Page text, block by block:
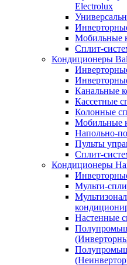
Electrolux
Мобильные
Сплит-
Кондиционеры
Канальные
Кассетные
Колонные
Мобильные
Напольно-
Пульты
Сплит-
Кондиционеры
Мульти-
Настенные